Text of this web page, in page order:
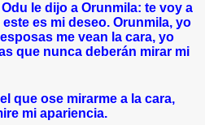
le dijo a Orunmila: te voy a
es mi deseo. Orunmila, yo
me vean la cara, yo
que nunca deberán mirar mi
que ose mirarme a la cara,
mi apariencia.